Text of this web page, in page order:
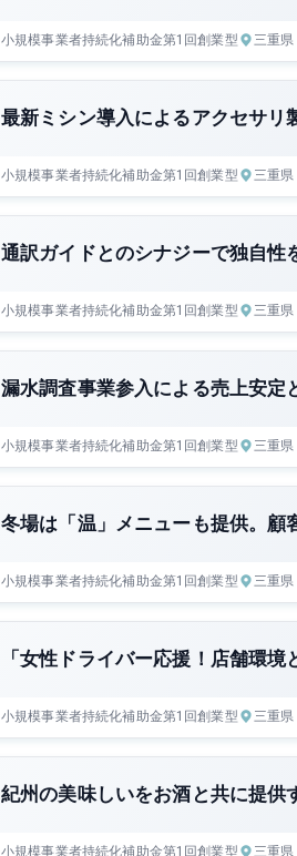
小規模事業者持続化補助金第1回創業型 三重県
最新ミシン導入によるアクセサリ
小規模事業者持続化補助金第1回創業型 三重県
通訳ガイドとのシナジーで独自性
小規模事業者持続化補助金第1回創業型 三重県
漏水調査事業参入による売上安定
小規模事業者持続化補助金第1回創業型 三重県
冬場は「温」メニューも提供。顧
小規模事業者持続化補助金第1回創業型 三重県
「女性ドライバー応援！店舗環境
小規模事業者持続化補助金第1回創業型 三重県
紀州の美味しいをお酒と共に提供
小規模事業者持続化補助金第1回創業型 三重県